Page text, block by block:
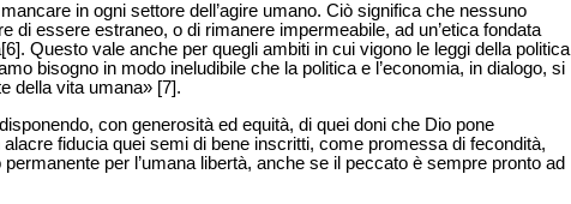
in ogni settore dell’agire umano. Ciò significa che nessuno
di essere estraneo, o di rimanere impermeabile, ad un’etica fondata
Questo vale anche per quegli ambiti in cui vigono le leggi della politica
bisogno in modo ineludibile che la politica e l’economia, in dialogo, si
della vita umana» [7].
con generosità ed equità, di quei doni che Dio pone
fiducia quei semi di bene inscritti, come promessa di fecondità,
per l’umana libertà, anche se il peccato è sempre pronto ad